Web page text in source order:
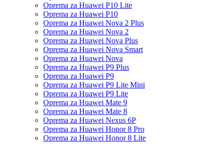
Oprema za Huawei P10 Lite
Oprema za Huawei P10
Oprema za Huawei Nova 2 Plus
Oprema za Huawei Nova 2
Oprema za Huawei Nova Plus
Oprema za Huawei Nova Smart
Oprema za Huawei Nova
Oprema za Huawei P9 Plus
Oprema za Huawei P9
Oprema za Huawei P9 Lite Mini
Oprema za Huawei P9 Lite
Oprema za Huawei Mate 9
Oprema za Huawei Mate 8
Oprema za Huawei Nexus 6P
Oprema za Huawei Honor 8 Pro
Oprema za Huawei Honor 8 Lite